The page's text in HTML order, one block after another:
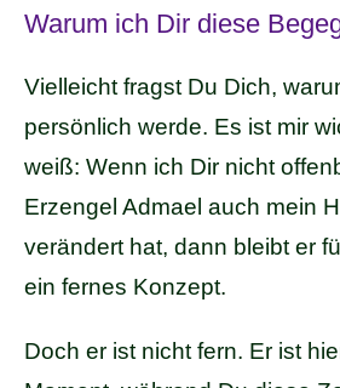
Warum ich Dir diese
Vielleicht fragst Du Dich,
persönlich werde. Es ist mir
weiß: Wenn ich Dir nicht
Erzengel Admael auch mein
verändert hat, dann bleibt er
ein fernes Konzept.
Doch er ist nicht fern. Er ist